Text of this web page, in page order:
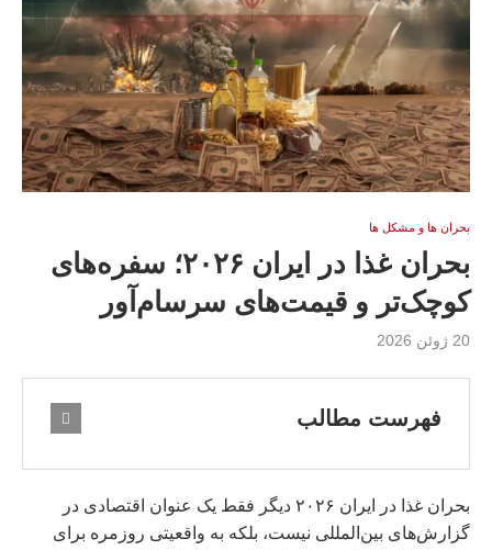
بحران ها و مشكل ها
بحران غذا در ایران ۲۰۲۶؛ سفره‌های
کوچک‌تر و قیمت‌های سرسام‌آور
20 ژوئن 2026
فهرست مطالب
بحران غذا در ایران ۲۰۲۶ دیگر فقط یک عنوان اقتصادی در
گزارش‌های بین‌المللی نیست، بلکه به واقعیتی روزمره برای